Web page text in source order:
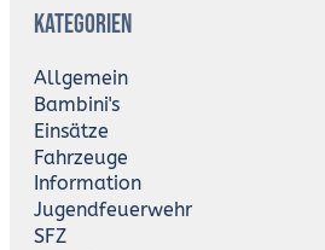
Kategorien
Allgemein
Bambini's
Einsätze
Fahrzeuge
Information
Jugendfeuerwehr
SFZ
c
v